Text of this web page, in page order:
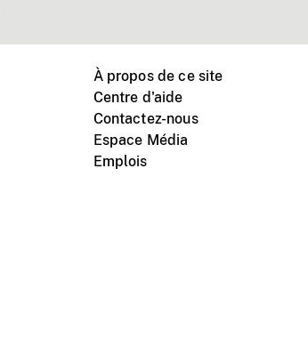
À propos de ce site
Centre d'aide
Contactez-nous
Espace Média
Emplois